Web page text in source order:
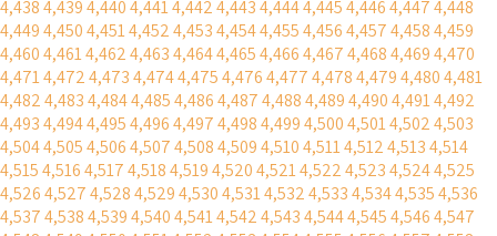
4,4384,4394,4404,4414,4424,4434,4444,4454,4464,4474,448
4,4494,4504,4514,4524,4534,4544,4554,4564,4574,4584,459
4,4604,4614,4624,4634,4644,4654,4664,4674,4684,4694,470
4,4714,4724,4734,4744,4754,4764,4774,4784,4794,4804,481
4,4824,4834,4844,4854,4864,4874,4884,4894,4904,4914,492
4,4934,4944,4954,4964,4974,4984,4994,5004,5014,5024,503
4,5044,5054,5064,5074,5084,5094,5104,5114,5124,5134,514
4,5154,5164,5174,5184,5194,5204,5214,5224,5234,5244,525
4,5264,5274,5284,5294,5304,5314,5324,5334,5344,5354,536
4,5374,5384,5394,5404,5414,5424,5434,5444,5454,5464,547